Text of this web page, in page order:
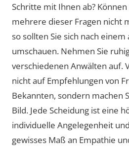
Schritte mit Ihnen ab?
mehrere dieser Fragen nicht
so sollten Sie sich nach
umschauen. Nehmen Sie
verschiedenen Anwälten auf.
nicht auf Empfehlungen von
Bekannten, sondern machen
Bild. Jede Scheidung ist eine
individuelle Angelegenheit
gewisses Maß an Empathie